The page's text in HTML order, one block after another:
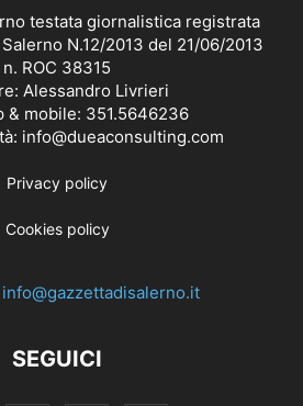
testata giornalistica registrata
N.12/2013 del 21/06/2013
n. ROC 38315
Alessandro Livrieri
& mobile: 351.5646236
info@dueaconsulting.com
Privacy policy
Cookies policy
info@gazzettadisalerno.it
SEGUICI